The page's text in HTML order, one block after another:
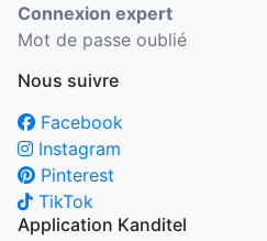
Connexion expert
Mot de passe oublié
Nous suivre
Facebook
Instagram
Pinterest
TikTok
Application Kanditel